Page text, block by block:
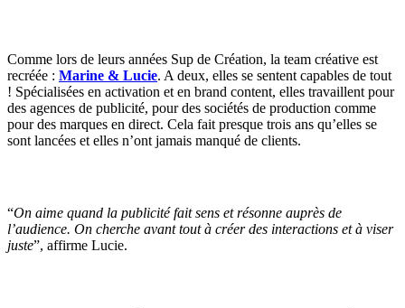
Comme lors de leurs années Sup de Création, la team créative est
recréée : Marine & Lucie. A deux, elles se sentent capables de tout
! Spécialisées en activation et en brand content, elles travaillent pour
des agences de publicité, pour des sociétés de production comme
pour des marques en direct. Cela fait presque trois ans qu’elles se
sont lancées et elles n’ont jamais manqué de clients.
“On aime quand la publicité fait sens et résonne auprès de
l’audience. On cherche avant tout à créer des interactions et à viser
juste”, affirme Lucie.